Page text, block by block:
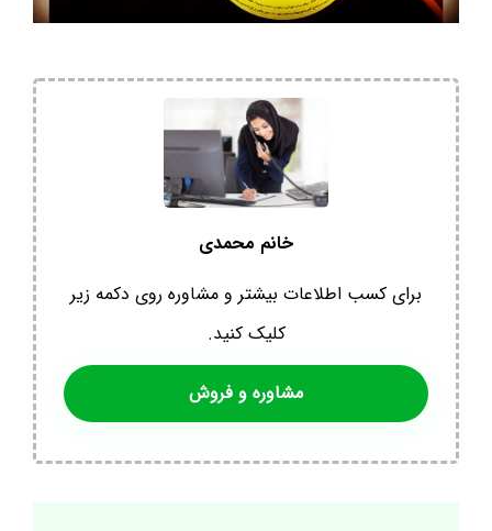
خانم محمدی
برای کسب اطلاعات بیشتر و مشاوره روی دکمه زیر
کلیک کنید.
مشاوره و فروش